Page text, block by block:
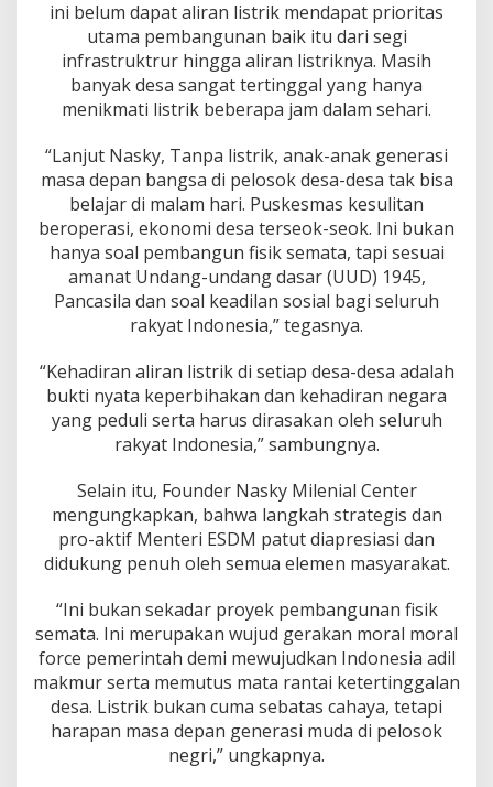
s
a
C
i
r
e
s
i
d
e
n
ini belum dapat aliran listrik mendapat priori­tas
utama pembangunan baik itu dari segi
infrastruktrur hingga aliran listriknya. Masih
banyak desa sangat tertinggal yang hanya
menikmati listrik beberapa jam dalam sehari.
“Lanjut Nasky, Tanpa listrik, anak-anak generasi
masa depan bangsa di pelosok desa-desa tak bisa
belajar di malam hari. Puskesmas kesulitan
beroperasi, ekonomi desa terseok-seok. Ini bukan
hanya soal pembangun fisik semata, tapi sesuai
amanat Undang-undang dasar (UUD) 1945,
Pancasila dan soal keadilan sosial bagi seluruh
rakyat Indonesia,” tegasnya.
“Kehadiran aliran listrik di setiap desa-desa adalah
bukti nyata keperbihakan dan kehadiran negara
yang peduli serta harus dirasakan oleh seluruh
rakyat Indonesia,” sambungnya.
Selain itu, Founder Nasky Milenial Center
mengungkapkan, bahwa langkah strategis dan
pro-aktif Menteri ESDM patut diapresiasi dan
didukung penuh oleh semua elemen masyarakat.
“Ini bukan sekadar proyek pembangunan fisik
semata. Ini merupakan wujud gerakan moral moral
force pemerintah demi mewujudkan Indonesia adil
makmur serta memutus mata rantai ketertinggalan
desa. Listrik bukan cuma sebatas cahaya, tetapi
harapan masa depan generasi muda di pelosok
negri,” ungkapnya.